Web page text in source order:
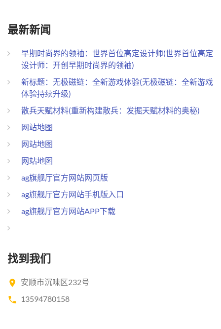
最新新闻
早期时尚界的领袖：世界首位高定设计师(世界首位高定
设计师：开创早期时尚界的领袖)
新标题：无极磁链：全新游戏体验(无极磁链：全新游戏
体验持续升级)
散兵天赋材料(重新构建散兵：发掘天赋材料的奥秘)
网站地图
网站地图
网站地图
ag旗舰厅官方网站网页版
ag旗舰厅官方网站手机版入口
ag旗舰厅官方网站APP下载
找到我们
安顺市沉味区232号
13594780158